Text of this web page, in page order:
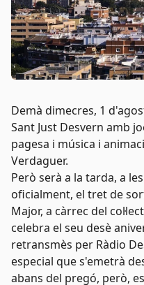
Demà dimecres, 1
Sant Just Desvern amb
pagesa i música i
Verdaguer.
Però serà a la tarda, a
oficialment, el tret de
Major, a càrrec del
celebra el seu desè
retransmès per Ràdio
especial que s'emetrà
abans del pregó, però,